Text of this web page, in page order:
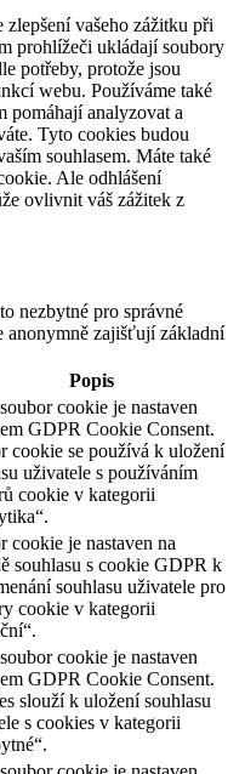
vašeho zážitku při
prohlížeči ukládají soubory
potřeby, protože jsou
webu. Používáme také
pomáhají analyzovat a
Tyto cookies budou
souhlasem. Máte také
Ale odhlášení
ovlivnit váš zážitek z
nezbytné pro správné
anonymně zajišťují základní
Popis
cookie je nastaven
GDPR Cookie Consent.
cookie se používá k uložení
uživatele s používáním
cookie v kategorii
cookie je nastaven na
souhlasu s cookie GDPR k
souhlasu uživatele pro
cookie v kategorii
cookie je nastaven
GDPR Cookie Consent.
slouží k uložení souhlasu
s cookies v kategorii